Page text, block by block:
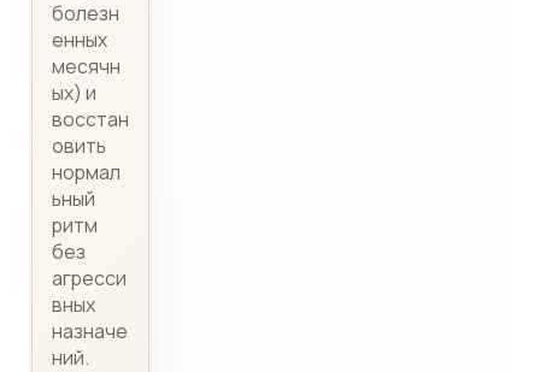
болезн
енных
месячн
ых) и
восстан
овить
нормал
ьный
ритм
без
агресси
вных
назначе
ний.